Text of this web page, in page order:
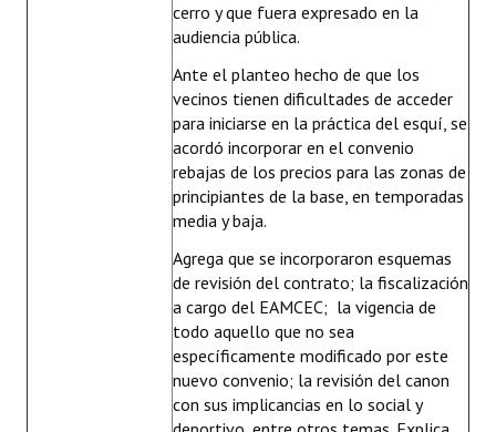
cerro y que fuera expresado en la
audiencia pública.
Ante el planteo hecho de que los
vecinos tienen dificultades de acceder
para iniciarse en la práctica del esquí, se
acordó incorporar en el convenio
rebajas de los precios para las zonas de
principiantes de la base, en temporadas
media y baja.
Agrega que se incorporaron esquemas
de revisión del contrato; la fiscalización
a cargo del EAMCEC; la vigencia de
todo aquello que no sea
específicamente modificado por este
nuevo convenio; la revisión del canon
con sus implicancias en lo social y